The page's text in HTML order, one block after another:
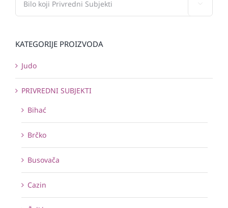
KATEGORIJE PROIZVODA
Judo
PRIVREDNI SUBJEKTI
Bihać
Brčko
Busovača
Cazin